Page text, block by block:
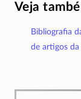
Veja
Bibliografia
de artigos da